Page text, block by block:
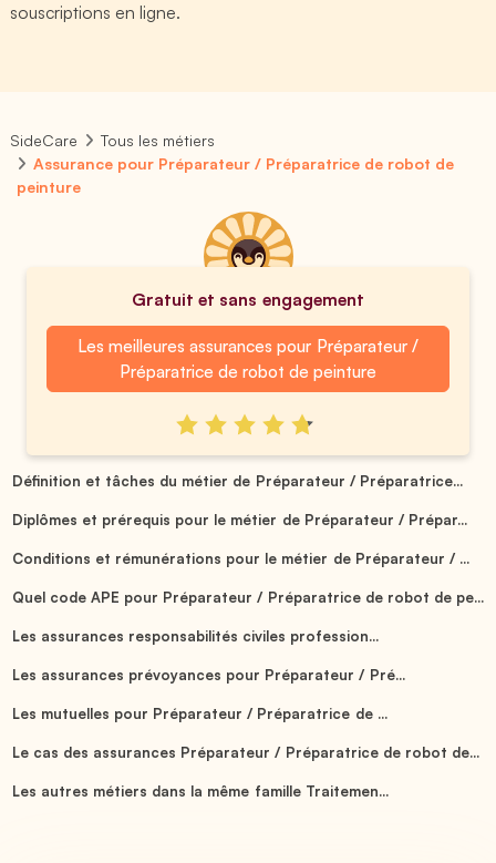
souscriptions en ligne.
SideCare
Tous les métiers
Assurance pour Préparateur / Préparatrice de robot de
peinture
Gratuit et sans engagement
Les meilleures assurances pour Préparateur /
Préparatrice de robot de peinture
Définition et tâches du métier de Préparateur / Préparatrice...
Diplômes et prérequis pour le métier de Préparateur / Prépar...
Conditions et rémunérations pour le métier de Préparateur / ...
Quel code APE pour Préparateur / Préparatrice de robot de pe...
Les assurances responsabilités civiles profession...
Les assurances prévoyances pour Préparateur / Pré...
Les mutuelles pour Préparateur / Préparatrice de ...
Le cas des assurances Préparateur / Préparatrice de robot de...
Les autres métiers dans la même famille Traitemen...